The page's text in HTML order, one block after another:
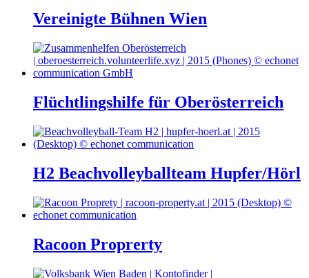
Vereinigte Bühnen Wien
Flüchtlingshilfe für Oberösterreich
H2 Beachvolleyballteam Hupfer/Hörl
Racoon Proprerty